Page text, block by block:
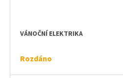
VÁNOČNÍ ELEKTRIKA
Rozdáno